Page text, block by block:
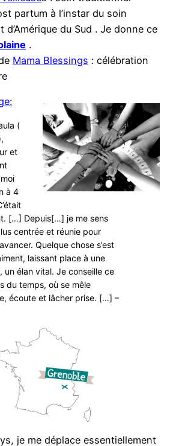
partum à l’instar du soin
d’Amérique du Sud . Je donne ce
.
Mama Blessings : célébration
(
et
à 4
[…] Depuis[…] je me sens
centrée et réunie pour
Quelque chose s’est
laissant place à une
un élan vital. Je conseille ce
du temps, où se mêle
écoute et lâcher prise. […] –
je me déplace essentiellement